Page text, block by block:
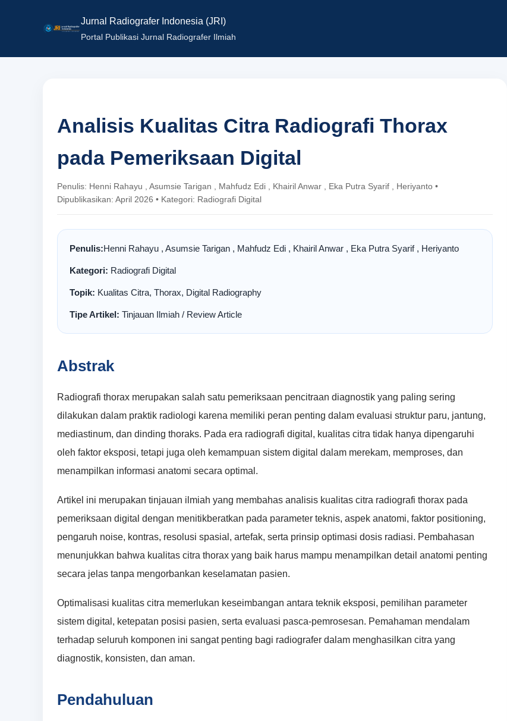
Jurnal Radiografer Indonesia (JRI)
Portal Publikasi Jurnal Radiografer Ilmiah
Analisis Kualitas Citra Radiografi Thorax
pada Pemeriksaan Digital
Penulis: Henni Rahayu , Asumsie Tarigan , Mahfudz Edi , Khairil Anwar , Eka Putra Syarif , Heriyanto •
Dipublikasikan: April 2026 • Kategori: Radiografi Digital
Penulis:Henni Rahayu , Asumsie Tarigan , Mahfudz Edi , Khairil Anwar , Eka Putra Syarif , Heriyanto
Kategori: Radiografi Digital
Topik: Kualitas Citra, Thorax, Digital Radiography
Tipe Artikel: Tinjauan Ilmiah / Review Article
Abstrak
Radiografi thorax merupakan salah satu pemeriksaan pencitraan diagnostik yang paling sering
dilakukan dalam praktik radiologi karena memiliki peran penting dalam evaluasi struktur paru, jantung,
mediastinum, dan dinding thoraks. Pada era radiografi digital, kualitas citra tidak hanya dipengaruhi
oleh faktor eksposi, tetapi juga oleh kemampuan sistem digital dalam merekam, memproses, dan
menampilkan informasi anatomi secara optimal.
Artikel ini merupakan tinjauan ilmiah yang membahas analisis kualitas citra radiografi thorax pada
pemeriksaan digital dengan menitikberatkan pada parameter teknis, aspek anatomi, faktor positioning,
pengaruh noise, kontras, resolusi spasial, artefak, serta prinsip optimasi dosis radiasi. Pembahasan
menunjukkan bahwa kualitas citra thorax yang baik harus mampu menampilkan detail anatomi penting
secara jelas tanpa mengorbankan keselamatan pasien.
Optimalisasi kualitas citra memerlukan keseimbangan antara teknik eksposi, pemilihan parameter
sistem digital, ketepatan posisi pasien, serta evaluasi pasca-pemrosesan. Pemahaman mendalam
terhadap seluruh komponen ini sangat penting bagi radiografer dalam menghasilkan citra yang
diagnostik, konsisten, dan aman.
Pendahuluan